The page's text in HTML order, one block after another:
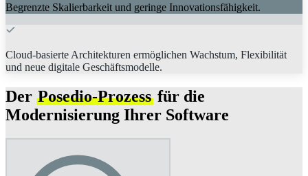
Begrenzte Skalierbarkeit und geringe Innovationsfähigkeit.
Cloud-basierte Architekturen ermöglichen Wachstum, Flexibilität
und neue digitale Geschäftsmodelle.
Der Posedio-Prozessfür die
Modernisierung Ihrer Software